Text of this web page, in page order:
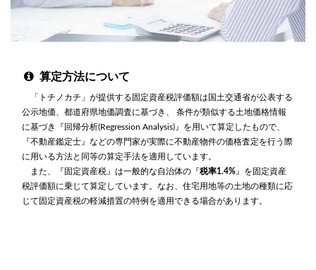
算定方法について
「トチノカチ」が提供する固定資産税評価額は国土交通省が公表する
公示地価、都道府県地価調査に基づき、 条件が類似する土地価格情報
に基づき『回帰分析(Regression Analysis)』を用いて算定したもので、
『不動産鑑定士』などの専門家が実際に不動産物件の価格査定を行う際
に用いる方法と同等の算定手法を適用しています。
また、『固定資産税』は一般的な自治体の『税率1.4% 』を固定資産
税評価額に乗じて算定しています。なお、住宅用地等の土地の種類に応
じて固定資産税の軽減措置の特例を適用できる場合があります。